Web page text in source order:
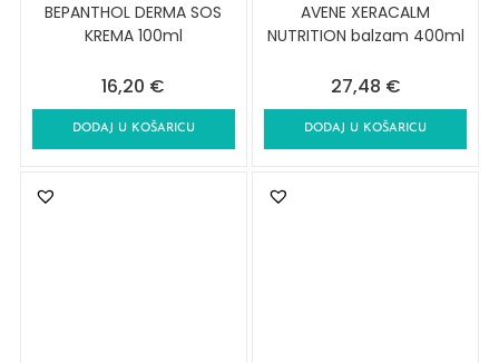
BEPANTHOL DERMA SOS
KREMA 100ml
16,20 €
DODAJ U KOŠARICU
AVENE XERACALM
NUTRITION balzam 400ml
27,48 €
DODAJ U KOŠARICU